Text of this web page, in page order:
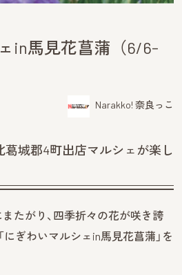
in馬見花菖蒲（6/6-
Narakko! 奈良っこ
城郡4町出店マルシェが楽し
たがり、四季折々の花が咲き誇
にぎわいマルシェin馬見花菖蒲」を